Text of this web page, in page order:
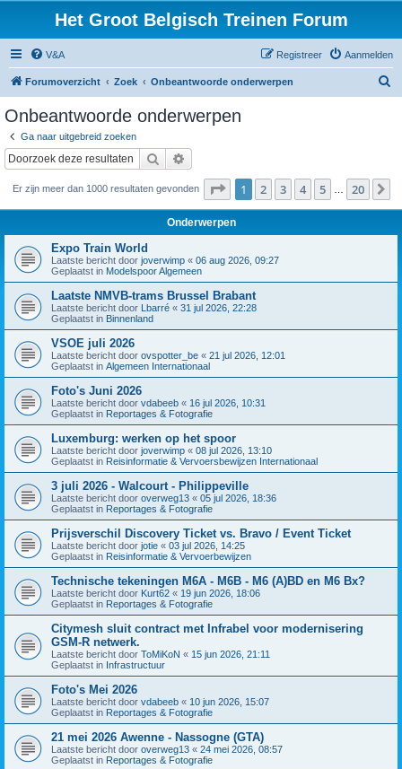
Het Groot Belgisch Treinen Forum
V&A Aanmelden
Registreer
Forumoverzicht Zoek Onbeantwoorde onderwerpen
Onbeantwoorde onderwerpen
Ga naar uitgebreid zoeken
Zoek
Er zijn meer dan 1000 resultaten gevonden Pagina van 20
1 2 3 4 5 20
Onderwerpen
Expo Train World
Laatste bericht door joverwimp « 06 aug 2026, 09:27
Geplaatst in Modelspoor Algemeen
Laatste NMVB-trams Brussel Brabant
Laatste bericht door Lbarré « 31 jul 2026, 22:28
Geplaatst in Binnenland
VSOE juli 2026
Laatste bericht door ovspotter_be « 21 jul 2026, 12:01
Geplaatst in Algemeen Internationaal
Foto's Juni 2026
Laatste bericht door vdabeeb « 16 jul 2026, 10:31
Geplaatst in Reportages & Fotografie
Luxemburg: werken op het spoor
Laatste bericht door joverwimp « 08 jul 2026, 13:10
Geplaatst in Reisinformatie & Vervoersbewijzen Internationaal
3 juli 2026 - Walcourt - Philippeville
Laatste bericht door overweg13 « 05 jul 2026, 18:36
Geplaatst in Reportages & Fotografie
Prijsverschil Discovery Ticket vs. Bravo / Event Ticket
Laatste bericht door jotie « 03 jul 2026, 14:25
Geplaatst in Reisinformatie & Vervoerbewijzen
Technische tekeningen M6A - M6B - M6 (A)BD en M6 Bx?
Laatste bericht door Kurt62 « 19 jun 2026, 18:06
Geplaatst in Reportages & Fotografie
Citymesh sluit contract met Infrabel voor modernisering
GSM-R netwerk.
Laatste bericht door ToMiKoN « 15 jun 2026, 21:11
Geplaatst in Infrastructuur
Foto's Mei 2026
Laatste bericht door vdabeeb « 10 jun 2026, 15:07
Geplaatst in Reportages & Fotografie
21 mei 2026 Awenne - Nassogne (GTA)
Laatste bericht door overweg13 « 24 mei 2026, 08:57
Geplaatst in Reportages & Fotografie